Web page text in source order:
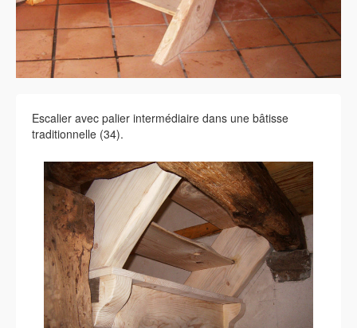
Escalier avec palier intermédiaire dans une bâtisse
traditionnelle (34).